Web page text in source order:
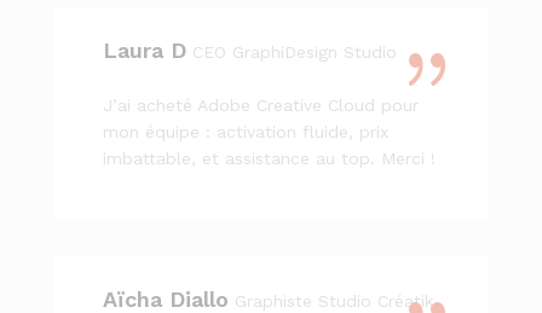
Laura D CEO GraphiDesign Studio
J’ai acheté Adobe Creative Cloud pour
mon équipe : activation fluide, prix
imbattable, et assistance au top. Merci !
Aïcha Diallo Graphiste Studio Créatik